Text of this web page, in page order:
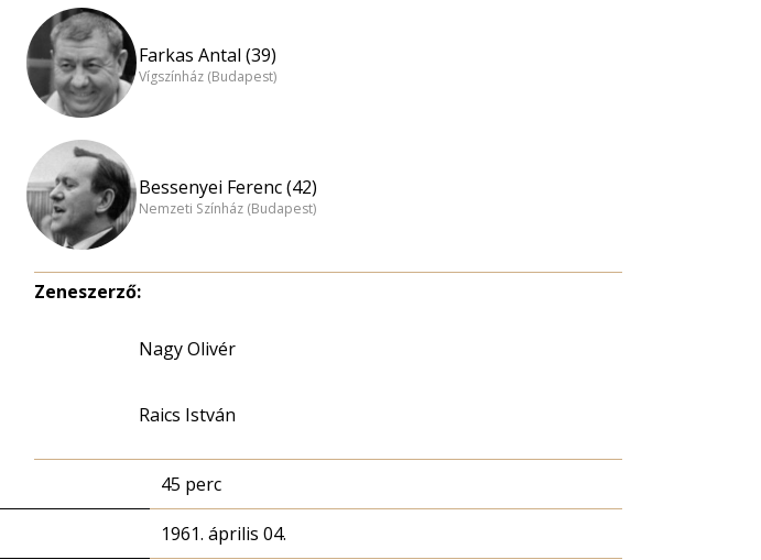
Farkas Antal (39)
Vígszínház (Budapest)
Bessenyei Ferenc (42)
Nemzeti Színház (Budapest)
Zeneszerző:
Nagy Olivér
Raics István
45 perc
1961. április 04.